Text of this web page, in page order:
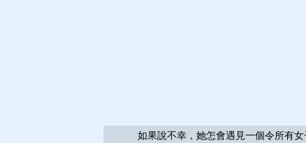
如果說不幸，她怎會遇見一個令所有女子